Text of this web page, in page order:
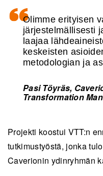
Olimme erityisen
järjestelmällisesti
laajaa
keskeisten
metodologian ja
Pasi Töyräs,
Transformation
Projekti koostui VTT:n
tutkimustyöstä, jonka
Caverionin ydinryhmän